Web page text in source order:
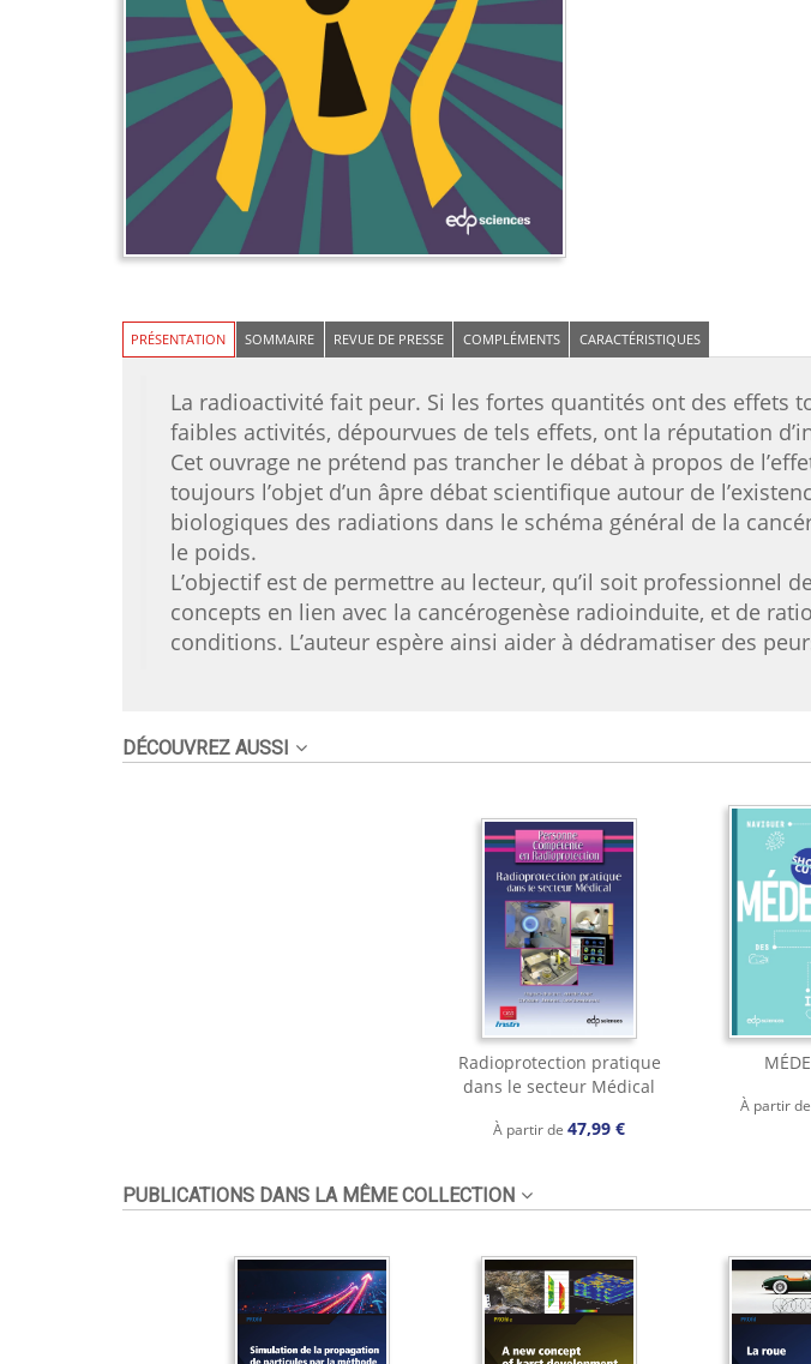
PRÉSENTATION SOMMAIRE REVUE DE PRESSE COMPLÉMENTS CARACTÉRISTIQUES
La radioactivité fait peur. Si les fortes quantités ont des effets
faibles activités, dépourvues de tels effets, ont la réputation
Cet ouvrage ne prétend pas trancher le débat à propos de
toujours l’objet d’un âpre débat scientifique autour de
biologiques des radiations dans le schéma général de la
le poids.
L’objectif est de permettre au lecteur, qu’il soit professionnel
concepts en lien avec la cancérogenèse radioinduite, et de
conditions. L’auteur espère ainsi aider à dédramatiser des
DÉCOUVREZ AUSSI
Radioprotection pratique
dans le secteur Médical
À partir de 47,99 €
À partir de
PUBLICATIONS DANS LA MÊME COLLECTION